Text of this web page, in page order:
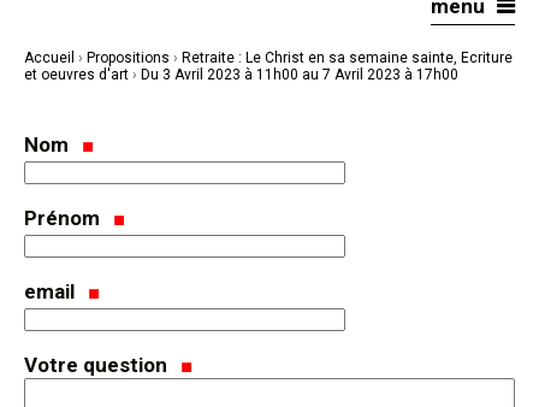
menu
Accueil › Propositions › Retraite : Le Christ en sa semaine sainte, Ecriture
et oeuvres d'art › Du 3 Avril 2023 à 11h00 au 7 Avril 2023 à 17h00
Nom
Prénom
email
Votre question